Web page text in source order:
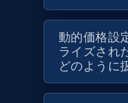
1.3K+ 176+
Target - Discover
UPC
動的価格設
ライズされ
どのように